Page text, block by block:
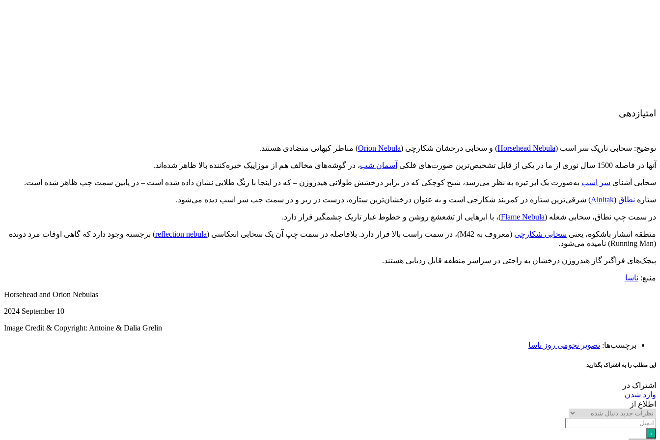
امتیازدهی
توضیح: سحابی تاریک سر اسب (Horsehead Nebula) و سحابی درخشان شکارچی (Orion Nebula) مناظر کیهانی متضادی هستند.
آنها در فاصله 1500 سال نوری از ما در یکی از قابل تشخیص‌ترین صورت‌های فلکی آسمان شب، در گوشه‌های مخالف هم از موزاییک خیره‌کننده بالا ظاهر شده‌اند.
سحابی آشنای سر اسب به‌صورت یک ابر تیره به نظر می‌رسد، شبح کوچکی که در برابر درخشش طولانی هیدروژن – که در اینجا با رنگ طلایی نشان داده شده است – در پایین سمت چپ ظاهر شده است.
ستاره نطاق (
Alnitak) شرقی‌ترین ستاره در کمربند شکارچی است و به عنوان درخشان‌ترین ستاره، درست در زیر و در سمت چپ سر اسب دیده می‌شود.
در سمت چپ نطاق، سحابی شعله (Flame Nebula)، با ابرهایی از تشعشع روشن و خطوط غبار تاریک چشمگیر قرار دارد.
منطقه انتشار باشکوه، یعنی سحابی شکارچی (معروف به M42)، در سمت راست بالا قرار دارد. بلافاصله در سمت چپ آن یک سحابی انعکاسی ( reflection nebula) برجسته وجود دارد که گاهی اوقات مرد دونده
(Running Man) نامیده می‌شود.
پیچک‌های فراگیر گاز هیدروژن درخشان به راحتی در سراسر منطقه قابل ردیابی هستند.
منبع: ناسا
Horsehead and Orion Nebulas
2024 September 10
Image Credit & Copyright: Antoine & Dalia Grelin
برچسب‌ها: تصویر نجومی روز ناسا
این مطلب را به اشتراک بگذارید
اشتراک در
وارد شدن
اطلاع از